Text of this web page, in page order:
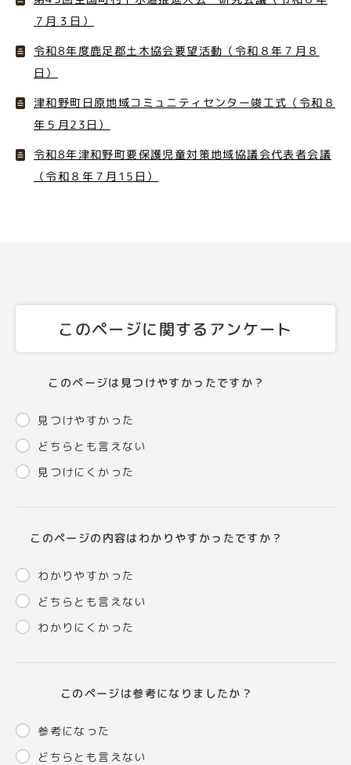
７月３日）
令和8年度鹿足郡土木協会要望活動（令和８年７月８
日）
津和野町日原地域コミュニティセンター竣工式（令和８
年５月23日）
令和8年津和野町要保護児童対策地域協議会代表者会議
（令和８年７月15日）
このページに関するアンケート
このページは見つけやすかったですか？
見つけやすかった
どちらとも言えない
見つけにくかった
このページの内容はわかりやすかったですか？
わかりやすかった
どちらとも言えない
わかりにくかった
このページは参考になりましたか？
参考になった
どちらとも言えない